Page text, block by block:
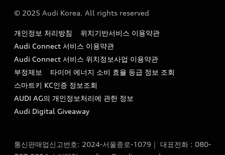
서비스 센터
서비스 프로그램
아우디 e-tron 케어 프로그램
사설수리업체를 위한 권고사항
아우디코리아 소식
아우디코리아 소개
아우디 스토리
아우디 브랜드 히스토리
quattro 시스템
딩)
이메일 : audi_m@audi-ccc.co.kr
© 2025 Audi Korea. All rights reserved
개인정보 처리방침
위치기반서비스 이용약관
Audi Connect 서비스 이용약관
Audi Connect 서비스 위치정보사업 이용약관
부정제보
타이어 에너지 소비 효율 등급 정보 조회
스마트키 KC인증 정보조회
AUDI AG의 개인정보처리에 관한 정보
Audi Digital Giveaway
통신판매업신고번호: 2024-서울종로-1079｜ 대표전화 : 080-